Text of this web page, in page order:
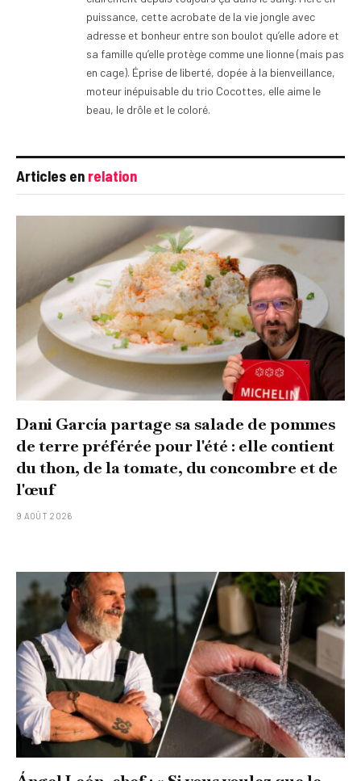
puissance, cette acrobate de la vie jongle avec
adresse et bonheur entre son boulot qu’elle adore et
sa famille qu’elle protège comme une lionne (mais pas
en cage). Éprise de liberté, dopée à la bienveillance,
moteur inépuisable du trio Cocottes, elle aime le
beau, le drôle et le coloré.
Articles en relation
Dani García partage sa salade de pommes
de terre préférée pour l'été : elle contient
du thon, de la tomate, du concombre et de
l'œuf
9 AOÛT 2026